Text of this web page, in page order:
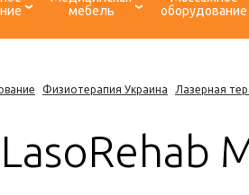
мебель
оборудование
Физиотерапия Украина Лазерная